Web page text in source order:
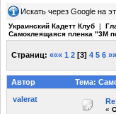
Искать через Google на
Украинский Кадетт Клуб |
Самоклеящаяся пленка "3М
Страниц: ««« 1 2 [3] 4 5 6
Автор
Тема:
valerat
«